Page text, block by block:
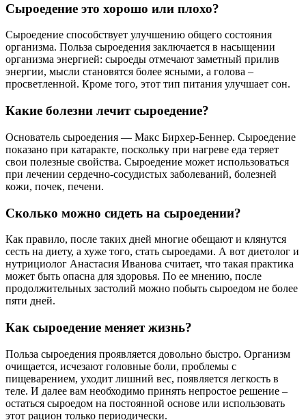
Сыроедение это хорошо или плохо?
Сыроедение способствует улучшению общего состояния
организма. Польза сыроедения заключается в насыщении
организма энергией: сыроеды отмечают заметный прилив
энергии, мысли становятся более ясными, а голова –
просветленной. Кроме того, этот тип питания улучшает сон.
Какие болезни лечит сыроедение?
Основатель сыроедения — Макс Бирхер-Беннер. Сыроедение
показано при катаракте, поскольку при нагреве еда теряет
свои полезные свойства. Сыроедение может использоваться
при лечении сердечно-сосудистых заболеваний, болезней
кожи, почек, печени.
Сколько можно сидеть на сыроедении?
Как правило, после таких дней многие обещают и клянутся
сесть на диету, а хуже того, стать сыроедами. А вот диетолог и
нутрициолог Анастасия Иванова считает, что такая практика
может быть опасна для здоровья. По ее мнению, после
продолжительных застолий можно побыть сыроедом не более
пяти дней.
Как сыроедение меняет жизнь?
Польза сыроедения проявляется довольно быстро. Организм
очищается, исчезают головные боли, проблемы с
пищеварением, уходит лишний вес, появляется легкость в
теле. И далее вам необходимо принять непростое решение –
остаться сыроедом на постоянной основе или использовать
этот рацион только периодически.